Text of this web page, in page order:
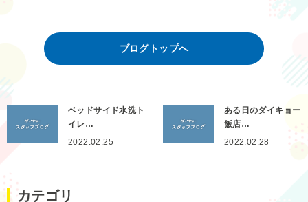
ブログトップへ
ベッドサイド水洗ト
イレ…
2022.02.25
ある日のダイキョー
飯店…
2022.02.28
カテゴリ